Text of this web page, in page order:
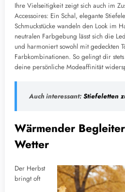
Ihre Vielseitigkeit zeigt sich auch im
Accessoires: Ein Schal, elegante
Schmuckstücke wandeln den Look im
neutralen Farbgebung lässt sich die
und harmoniert sowohl mit gedeckten
Farbkombinationen. So gelingt dir
deine persönliche Modeaffinität
Auch interessant: Stiefeletten
Wärmender
Wetter
Der Herbst
bringt oft